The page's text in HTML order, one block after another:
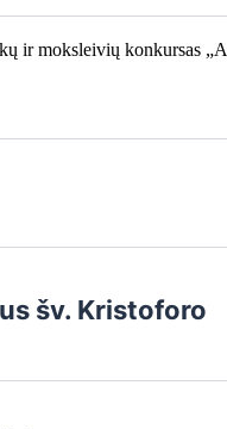
ir moksleivių konkursas
šv. Kristoforo